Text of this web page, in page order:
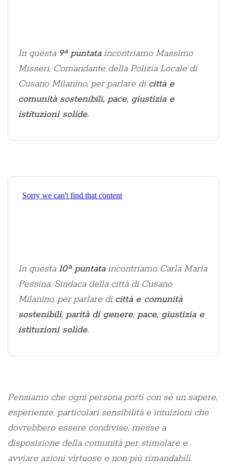
In questa 9ª puntataincontriamo Massimo
Misseri, Comandante della Polizia Locale di
Cusano Milanino, per parlare di città e
comunità sostenibili, pace, giustizia e
istituzioni solide.
In questa 10ª puntataincontriamo Carla Maria
Pessina, Sindaca della città di Cusano
Milanino, per parlare di città e comunità
sostenibili, parità di genere, pace, giustizia e
istituzioni solide.
Pensiamo che ogni persona porti con sé un sapere,
esperienze, particolari sensibilità e intuizioni che
dovrebbero essere condivise, messe a
disposizione della comunità per stimolare e
avviare azioni virtuose e non più rimandabili.